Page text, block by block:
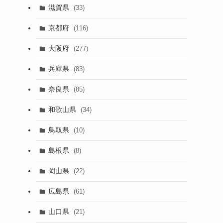
滋賀県 (33)
京都府 (116)
大阪府 (277)
兵庫県 (83)
奈良県 (85)
和歌山県 (34)
鳥取県 (10)
島根県 (8)
岡山県 (22)
広島県 (61)
山口県 (21)